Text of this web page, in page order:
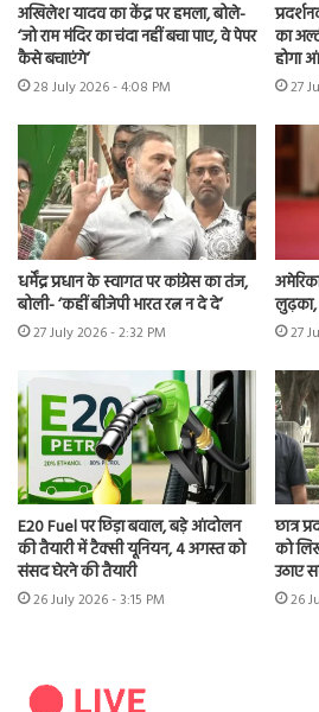
अखिलेश यादव का केंद्र पर हमला, बोले-
‘जो राम मंदिर का चंदा नहीं बचा पाए, वे पेपर
कैसे बचाएंगे’
28 July 2026 - 4:08 PM
का
होगा
27
धर्मेंद्र प्रधान के स्वागत पर कांग्रेस का तंज,
बोली- ‘कहीं बीजेपी भारत रत्न न दे दे’
27 July 2026 - 2:32 PM
लुढ़का,
27
E20 Fuel पर छिड़ा बवाल, बड़े आंदोलन
की तैयारी में टैक्सी यूनियन, 4 अगस्त को
संसद घेरने की तैयारी
26 July 2026 - 3:15 PM
छात्र
को
उठाए
26